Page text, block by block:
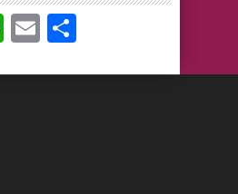
WhatsApp
Email